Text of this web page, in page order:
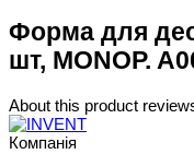
Форма для
шт, MONOP.
About this product
Компанія